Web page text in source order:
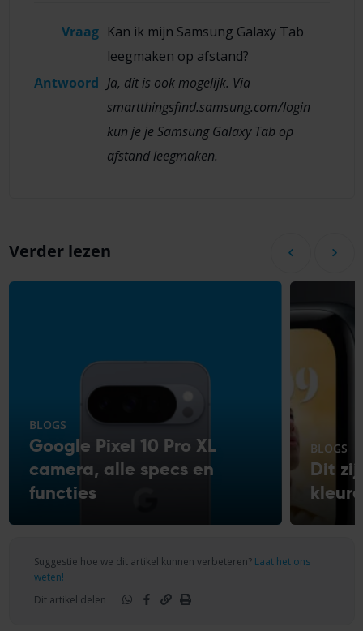
Vraag Kan ik mijn Samsung Galaxy Tab
leegmaken op afstand?
Antwoord Ja, dit is ook mogelijk. Via
smartthingsfind.samsung.com/login
kun je je Samsung Galaxy Tab op
afstand leegmaken.
Verder lezen
BLOGS
Google Pixel 10 Pro XL
camera, alle specs en
functies
BLOGS
Dit
Suggestie hoe we dit artikel kunnen verbeteren? Laat het ons
weten!
Dit artikel delen